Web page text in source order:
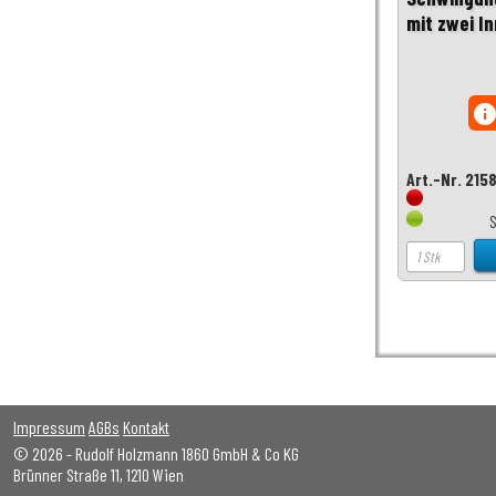
mit zwei
info
Art.-Nr.
Impressum AGBs Kontakt
© 2026 - Rudolf Holzmann 1860 GmbH & Co KG
Brünner Straße 11, 1210 Wien